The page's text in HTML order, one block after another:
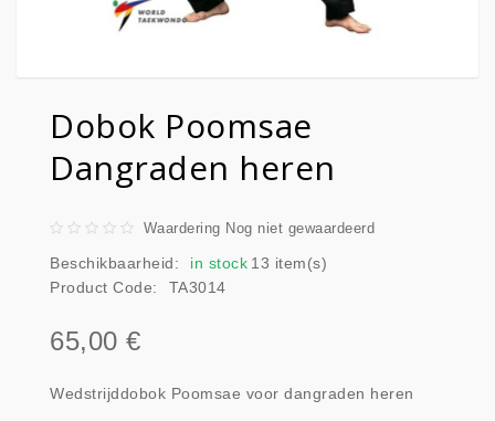
Dobok Poomsae
Dangraden heren
Waardering Nog niet gewaardeerd
Beschikbaarheid: in stock 13 item(s)
Product Code:
TA3014
65,00 €
Wedstrijddobok Poomsae voor dangraden heren